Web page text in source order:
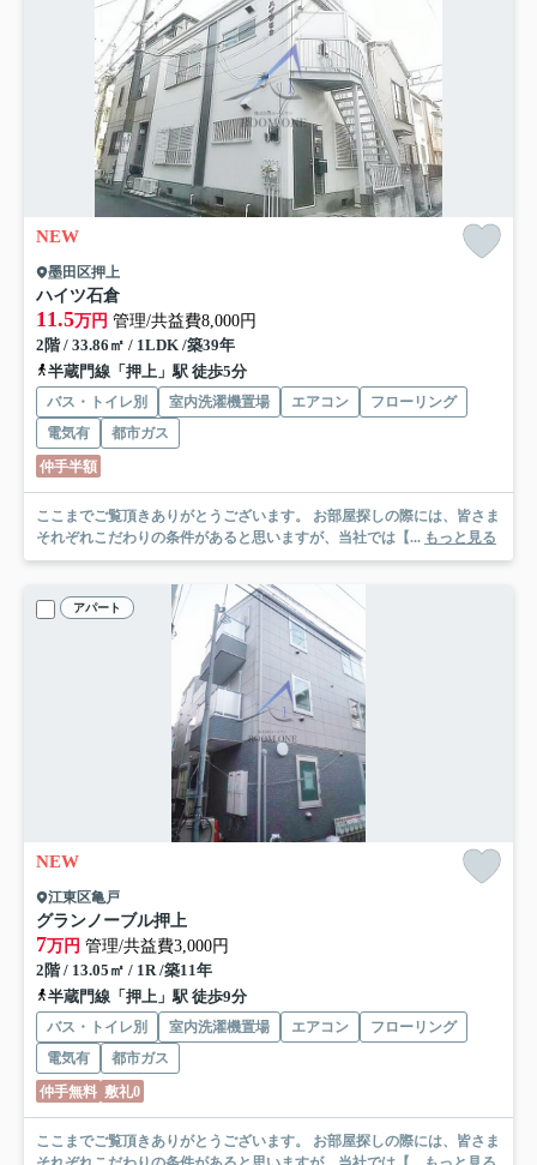
NEW
墨田区押上
ハイツ石倉
11.5万円 管理/共益費8,000円
2階 / 33.86㎡ / 1LDK /築39年
半蔵門線「押上」駅 徒歩5分
バス・トイレ別 室内洗濯機置場 エアコン
フローリング
電気有
都市ガス
仲手半額
ここまでご覧頂きありがとうございます。 お部屋探しの際には、皆さま
それぞれこだわりの条件があると思いますが、当社では【... もっと見る
アパート
NEW
江東区亀戸
グランノーブル押上
7万円 管理/共益費3,000円
2階 / 13.05㎡ / 1R /築11年
半蔵門線「押上」駅 徒歩9分
バス・トイレ別 室内洗濯機置場 エアコン
フローリング
電気有
都市ガス
仲手無料 敷礼0
ここまでご覧頂きありがとうございます。 お部屋探しの際には、皆さま